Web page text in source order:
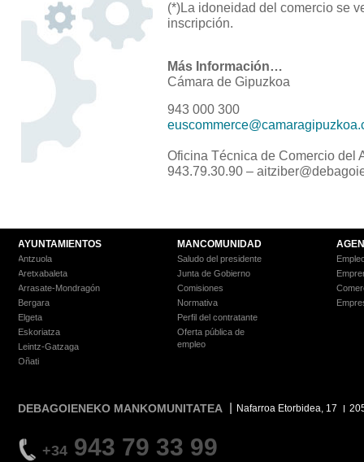
(*)La idoneidad del comercio se
inscripción.
Más Información…
Cámara de Gipuzkoa
943 000 300
Oficina Técnica de Comercio del
943.79.30.90 –
AYUNTAMIENTOS
Antzuola
Aretxabaleta
Arrasate-Mondragón
Bergara
Elgeta
Eskoriatza
Leintz-Gatzaga
Oñati
MANCOMUNIDAD
Saludo del presidente
Junta de Gobierno
Comisiones
Normativa
Perfil del contratante
Oferta pública de
empleo
DEBAGOIENEKO MANKOMUNITATEA Nafarroa Etorbidea, 17
+34 943 79 33 99